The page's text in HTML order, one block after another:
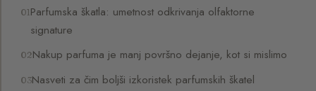
Parfumska škatla: umetnost odkrivanja olfaktorne
signature
Nakup parfuma je manj površno dejanje, kot si mislimo
Nasveti za čim boljši izkoristek parfumskih škatel